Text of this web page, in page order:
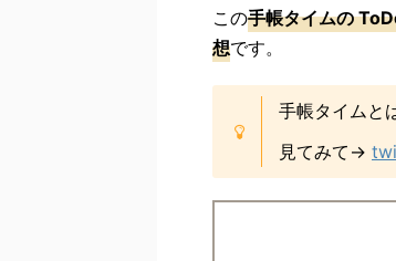
この手帳タイムの
想です。
手帳タイムと
見てみて→